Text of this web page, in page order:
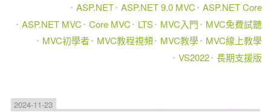
ASP.NET ASP.NET 9.0 MVC
ASP.NET Core
ASP.NET MVC
Core MVC LTS MVC入門
MVC免費試聽
MVC初學者
MVC教程視頻 MVC教學
MVC線上教學
VS2022 長期支援版
2024-11-23